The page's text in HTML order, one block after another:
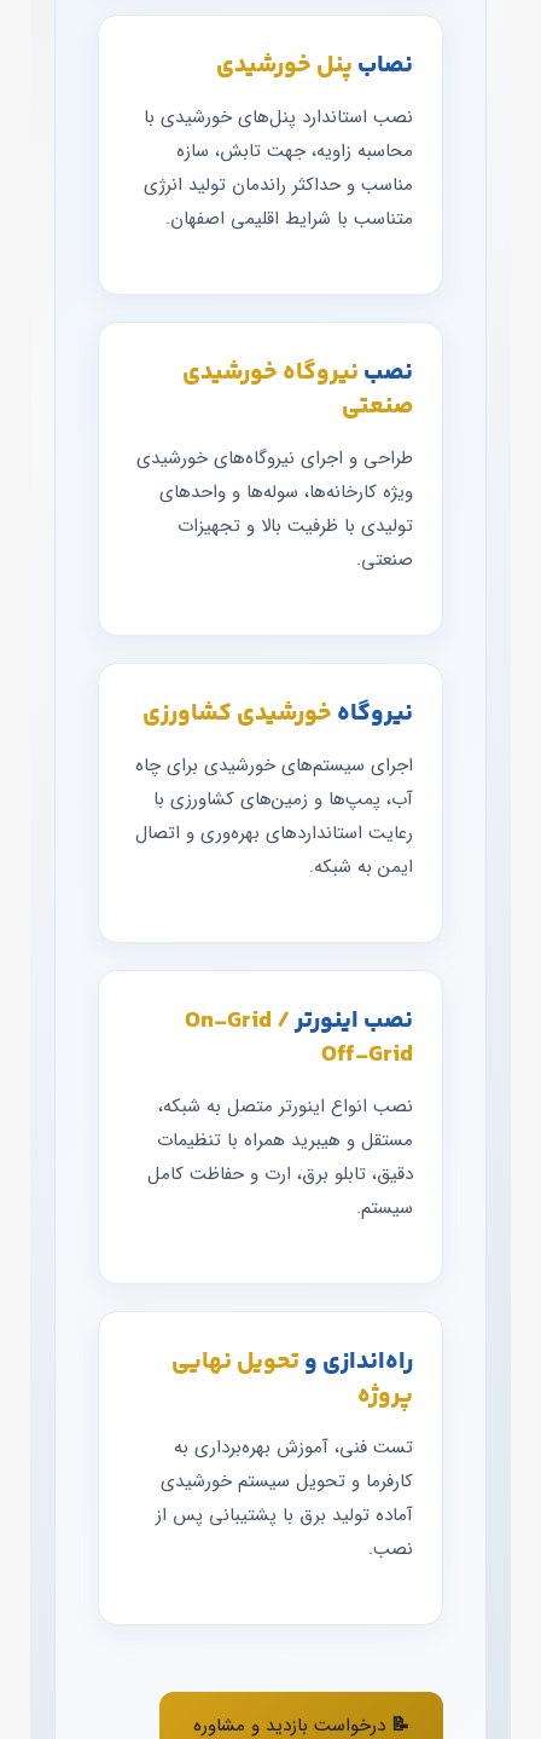
نصابپنل خورشیدی
نصب استاندارد پنل‌های خورشیدی با
محاسبه زاویه، جهت تابش، سازه
مناسب و حداکثر راندمان تولید انرژی
متناسب با شرایط اقلیمی اصفهان.
نصبنیروگاه خورشیدی
صنعتی
طراحی و اجرای نیروگاه‌های خورشیدی
ویژه کارخانه‌ها، سوله‌ها و واحدهای
تولیدی با ظرفیت بالا و تجهیزات
صنعتی.
نیروگاهخورشیدی کشاورزی
اجرای سیستم‌های خورشیدی برای چاه
آب، پمپ‌ها و زمین‌های کشاورزی با
رعایت استانداردهای بهره‌وری و اتصال
ایمن به شبکه.
نصب اینورترOn‑Grid /
Off‑Grid
نصب انواع اینورتر متصل به شبکه،
مستقل و هیبرید همراه با تنظیمات
دقیق، تابلو برق، ارت و حفاظت کامل
سیستم.
راه‌اندازی وتحویل نهایی
پروژه
تست فنی، آموزش بهره‌برداری به
کارفرما و تحویل سیستم خورشیدی
آماده تولید برق با پشتیبانی پس از
نصب.
📝 درخواست بازدید و مشاوره